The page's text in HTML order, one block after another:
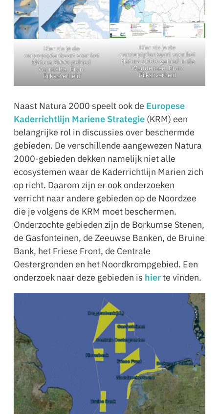
Hier zie je de
conceptplankaart voor het
Natura 2000-gebied
Voordelta. Bron:
Rijksoverheid
Hier zie je de
conceptplankaart voor het
Natura 2000-gebied in de
Waddenzee. Bron:
Rijksoverheid
Naast Natura 2000 speelt ook de Europese
Kaderrichtlijn Mariene Strategie (KRM) een
belangrijke rol in discussies over beschermde
gebieden. De verschillende aangewezen Natura
2000-gebieden dekken namelijk niet alle
ecosystemen waar de Kaderrichtlijn Marien zich
op richt. Daarom zijn er ook onderzoeken
verricht naar andere gebieden op de Noordzee
die je volgens de KRM moet beschermen.
Onderzochte gebieden zijn de Borkumse Stenen,
de Gasfonteinen, de Zeeuwse Banken, de Bruine
Bank, het Friese Front, de Centrale
Oestergronden en het Noordkrompgebied. Een
onderzoek naar deze gebieden is hierte vinden.